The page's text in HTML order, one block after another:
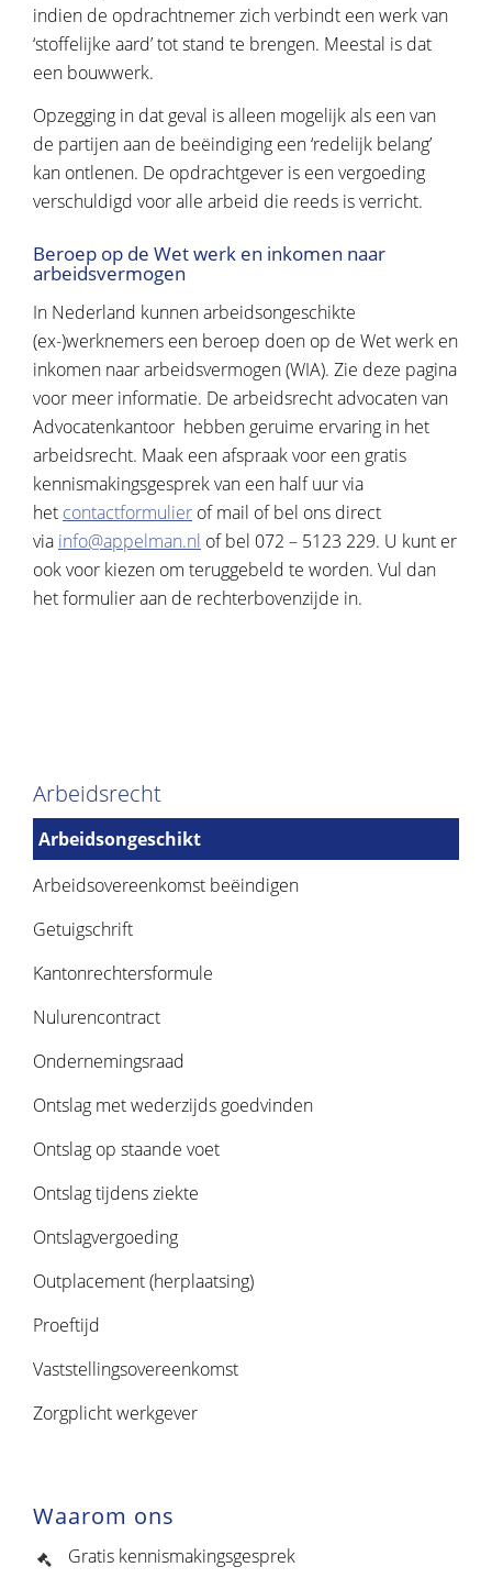
indien de opdrachtnemer zich verbindt een werk van
‘stoffelijke aard’ tot stand te brengen. Meestal is dat
een bouwwerk.
Opzegging in dat geval is alleen mogelijk als een van
de partijen aan de beëindiging een ‘redelijk belang’
kan ontlenen. De opdrachtgever is een vergoeding
verschuldigd voor alle arbeid die reeds is verricht.
Beroep op de Wet werk en inkomen naar
arbeidsvermogen
In Nederland kunnen arbeidsongeschikte
(ex-)werknemers een beroep doen op de Wet werk en
inkomen naar arbeidsvermogen (WIA). Zie deze pagina
voor meer informatie. De arbeidsrecht advocaten van
Advocatenkantoor hebben geruime ervaring in het
arbeidsrecht. Maak een afspraak voor een gratis
kennismakingsgesprek van een half uur via
het contactformulier of mail of bel ons direct
via info@appelman.nl of bel 072 – 5123 229. U kunt er
ook voor kiezen om teruggebeld te worden. Vul dan
het formulier aan de rechterbovenzijde in.
Arbeidsrecht
Arbeidsongeschikt
Arbeidsovereenkomst beëindigen
Getuigschrift
Kantonrechtersformule
Nulurencontract
Ondernemingsraad
Ontslag met wederzijds goedvinden
Ontslag op staande voet
Ontslag tijdens ziekte
Ontslagvergoeding
Outplacement (herplaatsing)
Proeftijd
Vaststellingsovereenkomst
Zorgplicht werkgever
Waarom ons
Gratis kennismakingsgesprek